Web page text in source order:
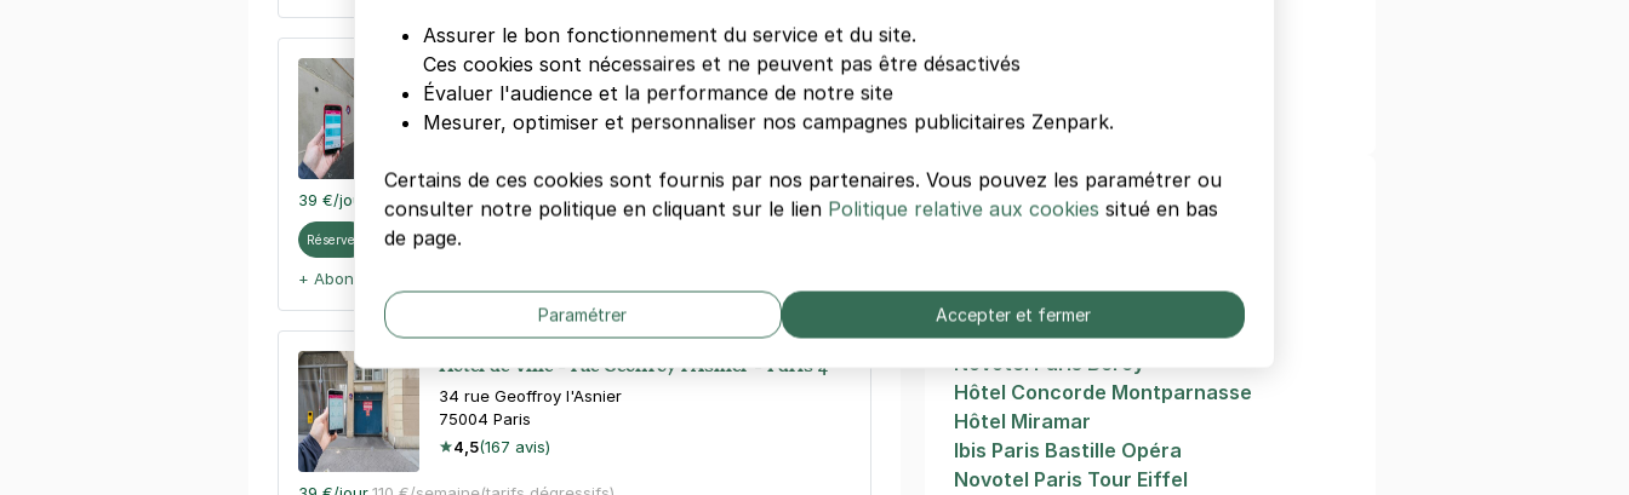
Hôtel de Ville - Paris 4
10 bis rue de Moussy
75004Paris
39 €/jour 110 €/semaine (tarifs dégressifs)
Réserver
+ Abonnements disponibles
Hôtel de Ville - rue Geoffroy l'Asnier - Paris 4
34 rue Geoffroy l'Asnier
75004 Paris
4,5(167 avis)
Rambuteau
Pont-Marie
Autres hôtels de Paris
Le A
Mama Shelter Paris West
Novotel Paris Bercy
Hôtel Concorde Montparnasse
Hôtel Miramar
Ibis Paris Bastille Opéra
Novotel Paris Tour Eiffel
Assurer le bon fonctionnement du service et du site.
Ces cookies sont nécessaires et ne peuvent pas être désactivés
Évaluer l'audience et la performance de notre site
Mesurer, optimiser et personnaliser nos campagnes publicitaires Zenpark.
Certains de ces cookies sont fournis par nos partenaires. Vous pouvez les paramétrer ou
consulter notre politique en cliquant sur le lien Politique relative aux cookies situé en bas
de page.
Paramétrer Accepter et fermer